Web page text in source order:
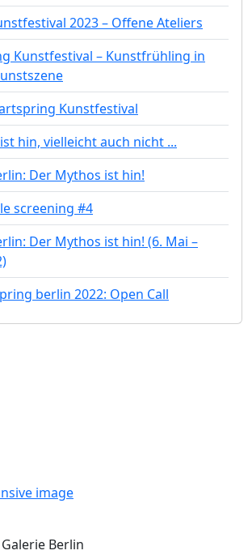
2023 – Offene Ateliers
Kunstfestival – Kunstfrühling in
Kunstfestival
hin, vielleicht auch nicht ...
Der Mythos ist hin!
screening #4
Der Mythos ist hin! (6. Mai –
berlin 2022: Open Call
Berlin